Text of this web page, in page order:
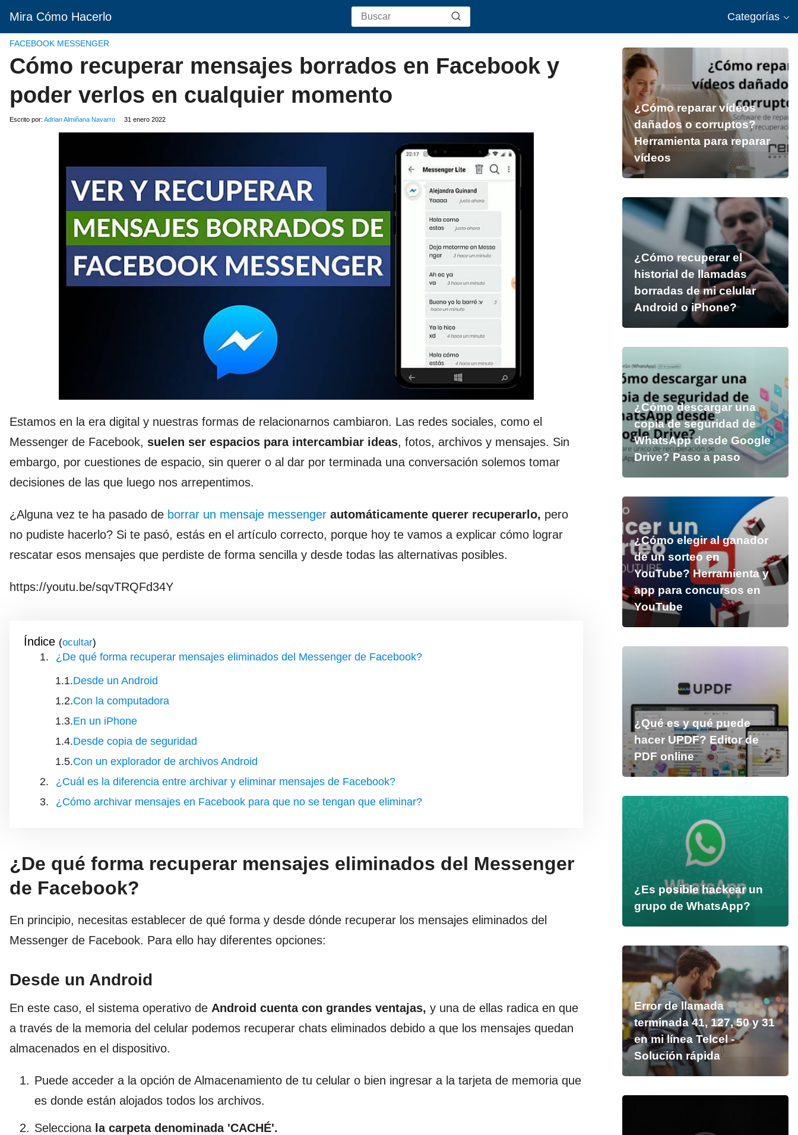
Mira Cómo Hacerlo Categorías
FACEBOOK MESSENGER
Cómo recuperar mensajes borrados en Facebook y
poder verlos en cualquier momento
Escrito por: Adrian Almiñana Navarro 31 enero 2022
Estamos en la era digital y nuestras formas de relacionarnos cambiaron. Las redes sociales, como el
Messenger de Facebook, suelen ser espacios para intercambiar ideas, fotos, archivos y mensajes. Sin
embargo, por cuestiones de espacio, sin querer o al dar por terminada una conversación solemos tomar
decisiones de las que luego nos arrepentimos.
¿Alguna vez te ha pasado de borrar un mensaje messenger automáticamente querer recuperarlo, pero
no pudiste hacerlo? Si te pasó, estás en el artículo correcto, porque hoy te vamos a explicar cómo lograr
rescatar esos mensajes que perdiste de forma sencilla y desde todas las alternativas posibles.
https://youtu.be/sqvTRQFd34Y
Índice ( )
¿De qué forma recuperar mensajes eliminados del Messenger de Facebook?
Desde un Android
Con la computadora
En un iPhone
Desde copia de seguridad
Con un explorador de archivos Android
¿Cuál es la diferencia entre archivar y eliminar mensajes de Facebook?
¿Cómo archivar mensajes en Facebook para que no se tengan que eliminar?
¿De qué forma recuperar mensajes eliminados del Messenger
de Facebook?
En principio, necesitas establecer de qué forma y desde dónde recuperar los mensajes eliminados del
Messenger de Facebook. Para ello hay diferentes opciones:
Desde un Android
En este caso, el sistema operativo de Android cuenta con grandes ventajas, y una de ellas radica en que
a través de la memoria del celular podemos recuperar chats eliminados debido a que los mensajes quedan
almacenados en el dispositivo.
Puede acceder a la opción de Almacenamiento de tu celular o bien ingresar a la tarjeta de memoria que
es donde están alojados todos los archivos.
Selecciona la carpeta denominada 'CACHÉ'.
¿Cómo reparar vídeos
dañados o corruptos?
Herramienta para reparar
vídeos
¿Cómo recuperar el
historial de llamadas
borradas de mi celular
Android o iPhone?
¿Cómo descargar una
copia de seguridad de
WhatsApp desde Google
Drive? Paso a paso
¿Cómo elegir al ganador
de un sorteo en
YouTube? Herramienta y
app para concursos en
YouTube
¿Qué es y qué puede
hacer UPDF? Editor de
PDF online
¿Es posible hackear un
grupo de WhatsApp?
Error de llamada
terminada 41, 127, 50 y 31
en mi línea Telcel -
Solución rápida